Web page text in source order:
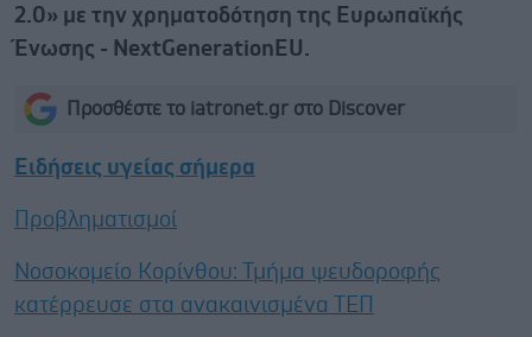
2.0» με την χρηματοδότηση της Ευρωπαϊκής
Ένωσης - NextGenerationEU.
Προσθέστε το iatronet.gr στο Discover
Ειδήσεις υγείας σήμερα
Προβληματισμοί
Νοσοκομείο Κορίνθου: Τμήμα ψευδοροφής
κατέρρευσε στα ανακαινισμένα ΤΕΠ